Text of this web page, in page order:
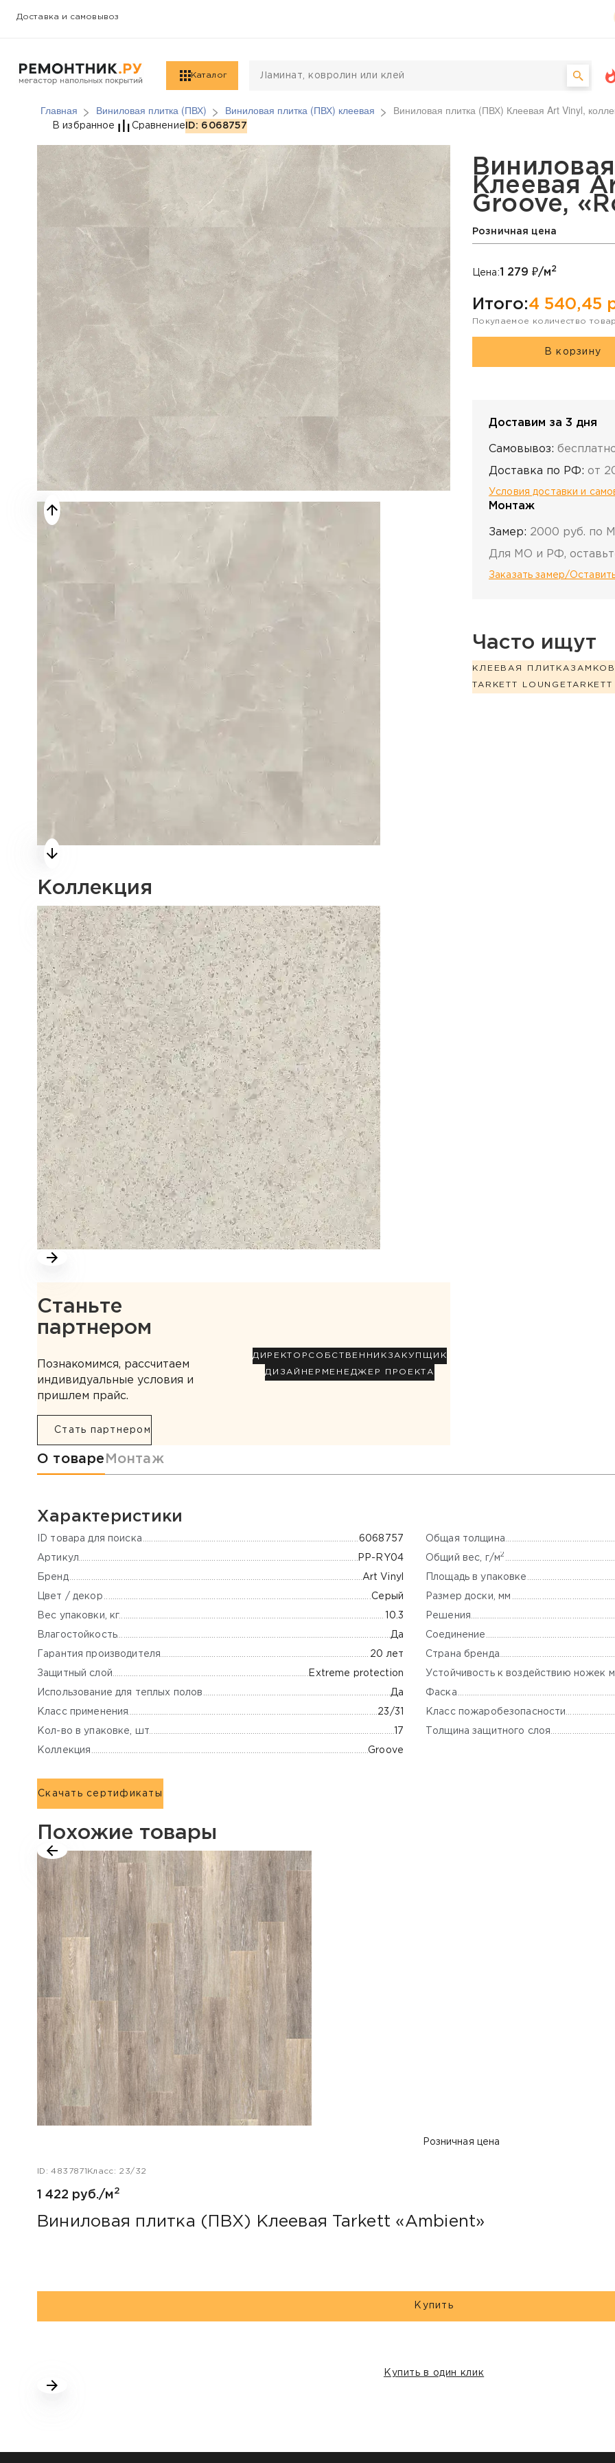
Доставка и самовывоз
Каталог
Главная Виниловая плитка (ПВХ) Виниловая плитка (ПВХ) клеевая Виниловая плитка (ПВХ) Клеевая Art Vinyl,
Виниловая плитка (ПВХ) Клеевая Art Vinyl,
В избранное Сравнение ID: 6068757
Коллекция
Станьте
партнером
Познакомимся, рассчитаем
индивидуальные условия и
пришлем прайс.
Стать партнером
ДИРЕКТОР СОБСТВЕННИК ЗАКУПЩИК
ДИЗАЙНЕР МЕНЕДЖЕР ПРОЕКТА
Клеевая
Groove,
Розничная цена
Цена:1 279 ₽/м2
Итого:4 540,45
Покупаемое количество
В корзину
Доставим за 3 дня
Самовывоз:
Доставка по РФ: от
Условия доставки и
Монтаж
Замер: 2000 руб. по
Для МО и РФ,
Заказать замер/
Часто ищут
КЛЕЕВАЯ ПЛИТКА
TARKETT LOUNGE
Информация о товаре
О товаре Монтаж
Характеристики
ID товара для поиска 6068757
Артикул РР-RY04
Бренд Art Vinyl
Цвет / декор Серый
Вес упаковки, кг 10.3
Влагостойкость Да
Гарантия производителя 20 лет
Защитный слой Extreme protection
Использование для теплых полов Да
Класс применения 23/31
Кол-во в упаковке, шт 17
Коллекция Groove
Общая толщина
Общий вес, г/м2
Площадь в упаковке
Размер доски, мм
Решения
Соединение
Страна бренда
Устойчивость к воздействию ножек
Фаска
Класс пожаробезопасности
Толщина защитного слоя
Скачать сертификаты
Похожие товары
Розничная цена
ID: 4837871 Класс: 23/32
1 422 руб./м2
Виниловая плитка (ПВХ) Клеевая Tarkett «Ambient»
Купить
Купить в один клик
НАШИ КЛИЕНТЫ: